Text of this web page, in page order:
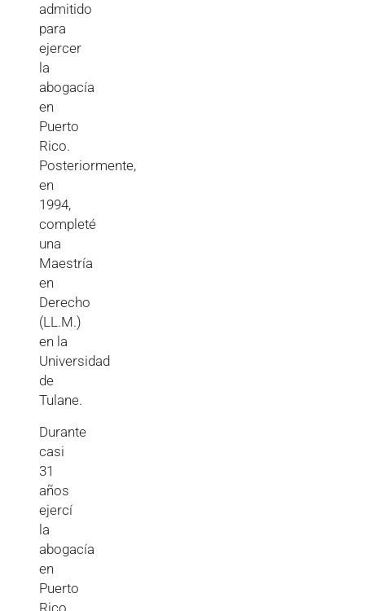
admitido
para
ejercer
la
abogacía
en
Puerto
Rico.
Posteriormente,
en
1994,
completé
una
Maestría
en
Derecho
(LL.M.)
en la
Universidad
de
Tulane.
Durante
casi
31
años
ejercí
la
abogacía
en
Puerto
Rico,